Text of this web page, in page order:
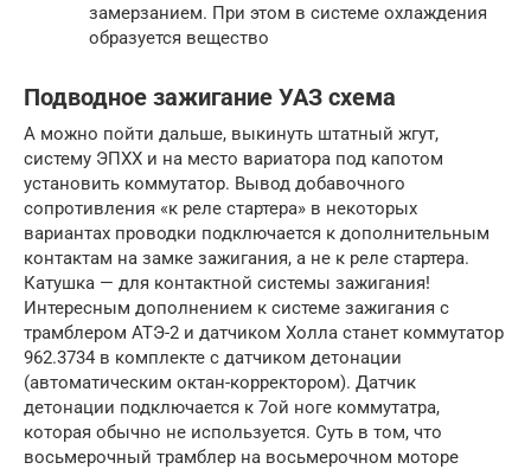
замерзанием. При этом в системе охлаждения
образуется вещество
Подводное зажигание УАЗ схема
А можно пойти дальше, выкинуть штатный жгут,
систему ЭПХХ и на место вариатора под капотом
установить коммутатор. Вывод добавочного
сопротивления «к реле стартера» в некоторых
вариантах проводки подключается к дополнительным
контактам на замке зажигания, а не к реле стартера.
Катушка — для контактной системы зажигания!
Интересным дополнением к системе зажигания с
трамблером АТЭ-2 и датчиком Холла станет коммутатор
962.3734 в комплекте с датчиком детонации
(автоматическим октан-корректором). Датчик
детонации подключается к 7ой ноге коммутатра,
которая обычно не используется. Суть в том, что
восьмерочный трамблер на восьмерочном моторе